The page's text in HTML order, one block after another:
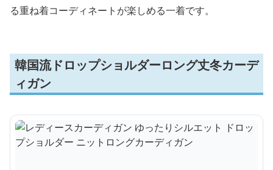
る重ね着コーディネートが楽しめる一着です。
韓国流ドロップショルダーロング丈冬カーデ
ィガン